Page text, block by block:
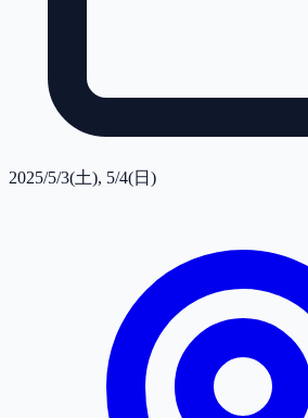
2025/5/3(土), 5/4(日)